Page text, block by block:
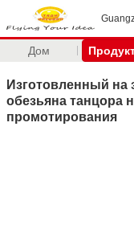
Дом
Изготовленный на
обезьяна танцора
промотирования